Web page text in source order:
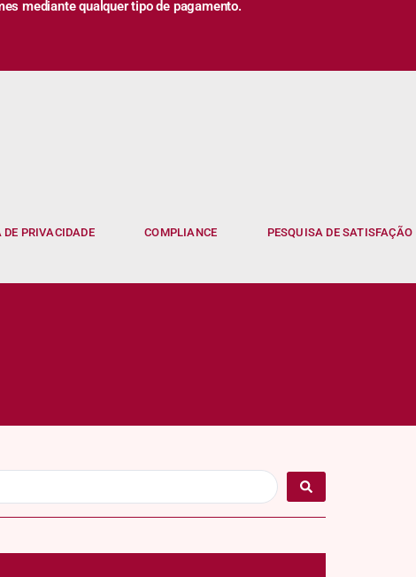
mediante qualquer tipo de pagamento.
PRIVACIDADE COMPLIANCE PESQUISA DE SATISFAÇÃO